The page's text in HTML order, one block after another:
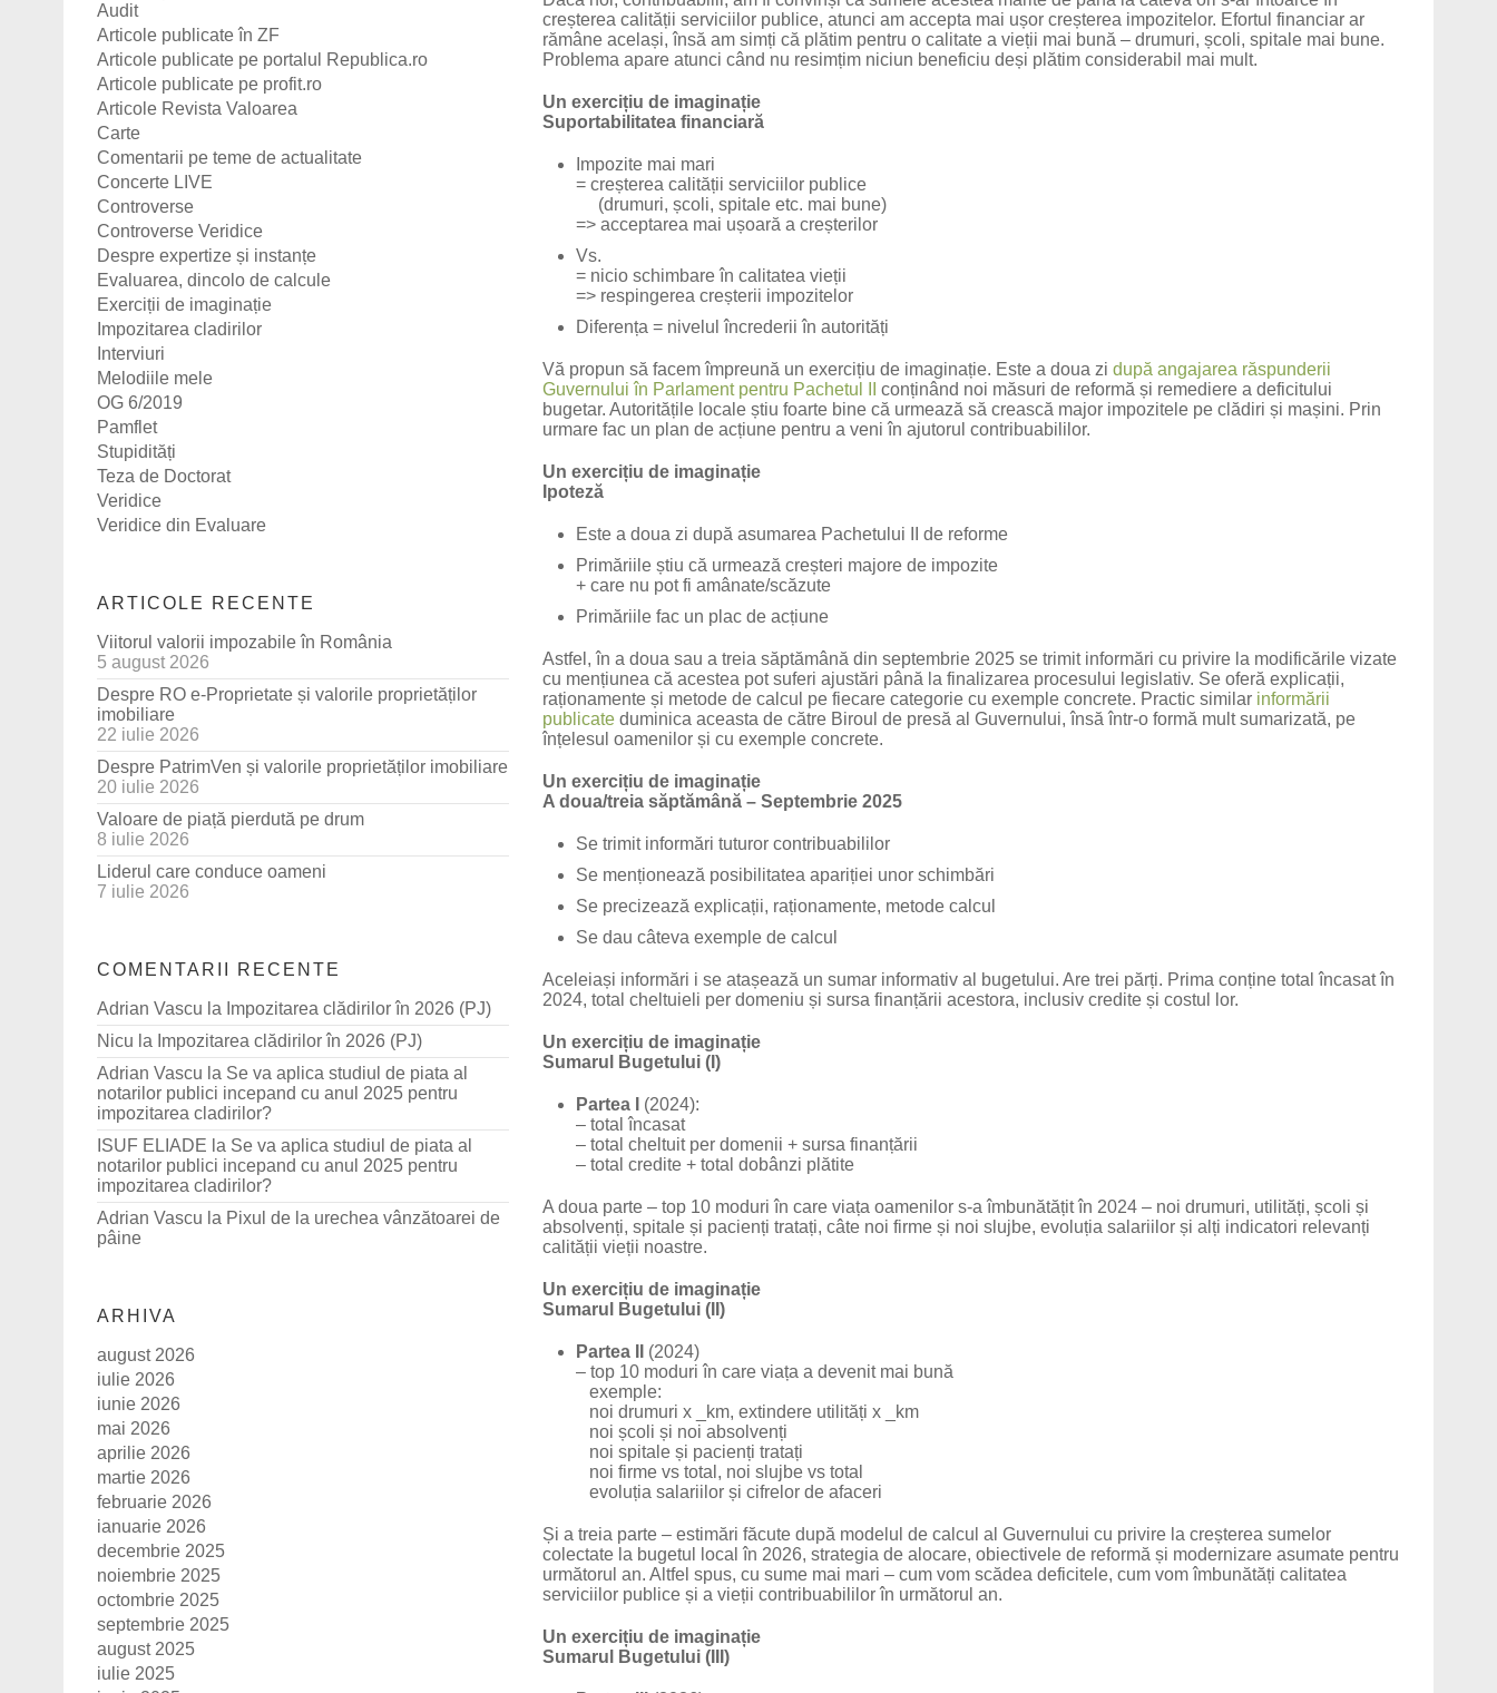
creșterea calității serviciilor publice, atunci am accepta mai ușor creșterea impozitelor. Efortul financiar ar
rămâne același, însă am simți că plătim pentru o calitate a vieții mai bună – drumuri, școli, spitale mai bune.
Problema apare atunci când nu resimțim niciun beneficiu deși plătim considerabil mai mult.
Un exercițiu de imaginație
Suportabilitatea financiară
Impozite mai mari
= creșterea calității serviciilor publice
(drumuri, școli, spitale etc. mai bune)
=> acceptarea mai ușoară a creșterilor
Vs.
= nicio schimbare în calitatea vieții
=> respingerea creșterii impozitelor
Diferența = nivelul încrederii în autorități
Vă propun să facem împreună un exercițiu de imaginație. Este a doua zidupă angajarea răspunderii
Guvernului în Parlament pentru Pachetul II
conținând noi măsuri de reformă și remediere a deficitului
bugetar. Autoritățile locale știu foarte bine că urmează să crească major impozitele pe clădiri și mașini. Prin
urmare fac un plan de acțiune pentru a veni în ajutorul contribuabililor.
Un exercițiu de imaginație
Ipoteză
Este a doua zi după asumarea Pachetului II de reforme
Primăriile știu că urmează creșteri majore de impozite
+ care nu pot fi amânate/scăzute
Primăriile fac un plac de acțiune
Astfel, în a doua sau a treia săptămână din septembrie 2025 se trimit informări cu privire la modificările vizate
cu mențiunea că acestea pot suferi ajustări până la finalizarea procesului legislativ. Se oferă explicații,
raționamente și metode de calcul pe fiecare categorie cu exemple concrete. Practic similar informării
publicate duminica aceasta de către Biroul de presă al Guvernului, însă într-o formă mult sumarizată, pe
înțelesul oamenilor și cu exemple concrete.
Un exercițiu de imaginație
A doua/treia săptămână – Septembrie 2025
Se trimit informări tuturor contribuabililor
Se menționează posibilitatea apariției unor schimbări
Se precizează explicații, raționamente, metode calcul
Se dau câteva exemple de calcul
Aceleiași informări i se atașează un sumar informativ al bugetului. Are trei părți. Prima conține total încasat în
2024, total cheltuieli per domeniu și sursa finanțării acestora, inclusiv credite și costul lor.
Un exercițiu de imaginație
Sumarul Bugetului (I)
Partea I
(2024):
– total încasat
– total cheltuit per domenii + sursa finanțării
– total credite + total dobânzi plătite
A doua parte – top 10 moduri în care viața oamenilor s-a îmbunătățit în 2024 – noi drumuri, utilități, școli și
absolvenți, spitale și pacienți tratați, câte noi firme și noi slujbe, evoluția salariilor și alți indicatori relevanți
calității vieții noastre.
Un exercițiu de imaginație
Sumarul Bugetului (II)
Partea II
(2024)
– top 10 moduri în care viața a devenit mai bună
exemple:
noi drumuri x _km, extindere utilități x _km
noi școli și noi absolvenți
noi spitale și pacienți tratați
noi firme vs total, noi slujbe vs total
evoluția salariilor și cifrelor de afaceri
Și a treia parte – estimări făcute după modelul de calcul al Guvernului cu privire la creșterea sumelor
colectate la bugetul local în 2026, strategia de alocare, obiectivele de reformă și modernizare asumate pentru
următorul an. Altfel spus, cu sume mai mari – cum vom scădea deficitele, cum vom îmbunătăți calitatea
serviciilor publice și a vieții contribuabililor în următorul an.
Un exercițiu de imaginație
Sumarul Bugetului (III)
Audit
Articole publicate în ZF
Articole publicate pe portalul Republica.ro
Articole publicate pe profit.ro
Articole Revista Valoarea
Carte
Comentarii pe teme de actualitate
Concerte LIVE
Controverse
Controverse Veridice
Despre expertize și instanțe
Evaluarea, dincolo de calcule
Exerciții de imaginație
Impozitarea cladirilor
Interviuri
Melodiile mele
OG 6/2019
Pamflet
Stupidități
Teza de Doctorat
Veridice
Veridice din Evaluare
ARTICOLE RECENTE
Viitorul valorii impozabile în România
5 august 2026
Despre RO e-Proprietate și valorile proprietăților
imobiliare
22 iulie 2026
Despre PatrimVen și valorile proprietăților imobiliare
20 iulie 2026
Valoare de piață pierdută pe drum
8 iulie 2026
Liderul care conduce oameni
7 iulie 2026
COMENTARII RECENTE
Adrian Vascu la Impozitarea clădirilor în 2026 (PJ)
Nicu la Impozitarea clădirilor în 2026 (PJ)
Adrian Vascu la Se va aplica studiul de piata al
notarilor publici incepand cu anul 2025 pentru
impozitarea cladirilor?
ISUF ELIADE la Se va aplica studiul de piata al
notarilor publici incepand cu anul 2025 pentru
impozitarea cladirilor?
Adrian Vascu la Pixul de la urechea vânzătoarei de
pâine
ARHIVA
august 2026
iulie 2026
iunie 2026
mai 2026
aprilie 2026
martie 2026
februarie 2026
ianuarie 2026
decembrie 2025
noiembrie 2025
octombrie 2025
septembrie 2025
august 2025
iulie 2025